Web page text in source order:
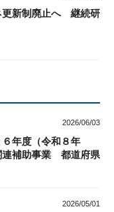
新制廃止へ 継続研
2026/06/03
６年度（令和８年
補助事業 都道府県
2026/05/01